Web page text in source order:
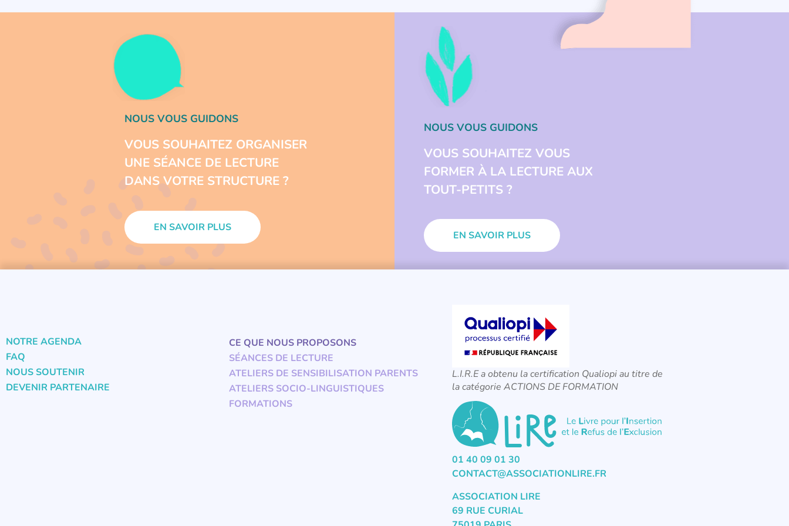
NOUS VOUS GUIDONS
VOUS SOUHAITEZ ORGANISER
UNE SÉANCE DE LECTURE
DANS VOTRE STRUCTURE ?
EN SAVOIR PLUS
NOUS VOUS GUIDONS
VOUS SOUHAITEZ VOUS
FORMER À LA LECTURE AUX
TOUT-PETITS ?
EN SAVOIR PLUS
NOTRE AGENDA
FAQ
NOUS SOUTENIR
DEVENIR PARTENAIRE
CE QUE NOUS PROPOSONS
SÉANCES DE LECTURE
ATELIERS DE SENSIBILISATION PARENTS
ATELIERS SOCIO-LINGUISTIQUES
FORMATIONS
L.I.R.E a obtenu la certification Qualiopi au titre de
la catégorie ACTIONS DE FORMATION
01 40 09 01 30
CONTACT@ASSOCIATIONLIRE.FR
ASSOCIATION LIRE
69 RUE CURIAL